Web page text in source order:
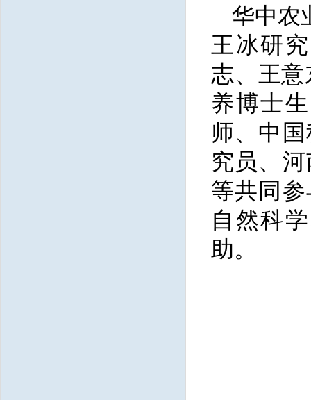
华中农
王冰研
志、王
养博士
师、中
究员、
等共同
自然科
助。